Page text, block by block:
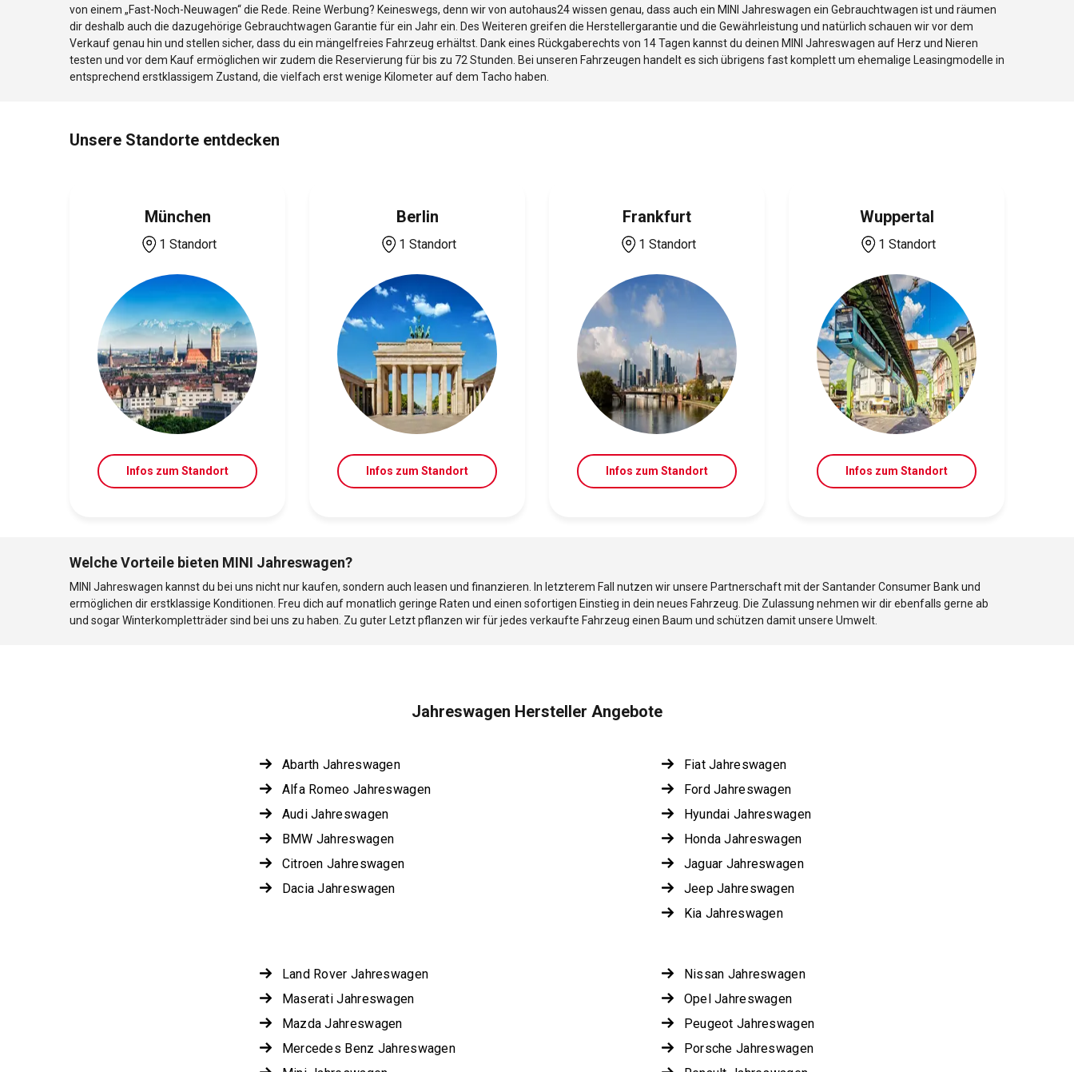
von einem „Fast-Noch-Neuwagen“ die Rede. Reine Werbung? Keineswegs, denn wir von autohaus24 wissen genau, dass auch ein MINI Jahreswagen ein Gebrauchtwagen ist und räumen
dir deshalb auch die dazugehörige Gebrauchtwagen Garantie für ein Jahr ein. Des Weiteren greifen die Herstellergarantie und die Gewährleistung und natürlich schauen wir vor dem
Verkauf genau hin und stellen sicher, dass du ein mängelfreies Fahrzeug erhältst. Dank eines Rückgaberechts von 14 Tagen kannst du deinen MINI Jahreswagen auf Herz und Nieren
testen und vor dem Kauf ermöglichen wir zudem die Reservierung für bis zu 72 Stunden. Bei unseren Fahrzeugen handelt es sich übrigens fast komplett um ehemalige Leasingmodelle in
entsprechend erstklassigem Zustand, die vielfach erst wenige Kilometer auf dem Tacho haben.
Unsere Standorte entdecken
München
1 Standort
Infos zum Standort
Berlin
1 Standort
Infos zum Standort
Frankfurt
1 Standort
Infos zum Standort
Wuppertal
1 Standort
Infos zum Standort
Welche Vorteile bieten MINI Jahreswagen?
MINI Jahreswagen kannst du bei uns nicht nur kaufen, sondern auch leasen und finanzieren. In letzterem Fall nutzen wir unsere Partnerschaft mit der Santander Consumer Bank und
ermöglichen dir erstklassige Konditionen. Freu dich auf monatlich geringe Raten und einen sofortigen Einstieg in dein neues Fahrzeug. Die Zulassung nehmen wir dir ebenfalls gerne ab
und sogar Winterkompletträder sind bei uns zu haben. Zu guter Letzt pflanzen wir für jedes verkaufte Fahrzeug einen Baum und schützen damit unsere Umwelt.
Jahreswagen Hersteller Angebote
Abarth Jahreswagen
Alfa Romeo Jahreswagen
Audi Jahreswagen
BMW Jahreswagen
Citroen Jahreswagen
Dacia Jahreswagen
Fiat Jahreswagen
Ford Jahreswagen
Hyundai Jahreswagen
Honda Jahreswagen
Jaguar Jahreswagen
Jeep Jahreswagen
Kia Jahreswagen
Land Rover Jahreswagen
Maserati Jahreswagen
Mazda Jahreswagen
Mercedes Benz Jahreswagen
Nissan Jahreswagen
Opel Jahreswagen
Peugeot Jahreswagen
Porsche Jahreswagen